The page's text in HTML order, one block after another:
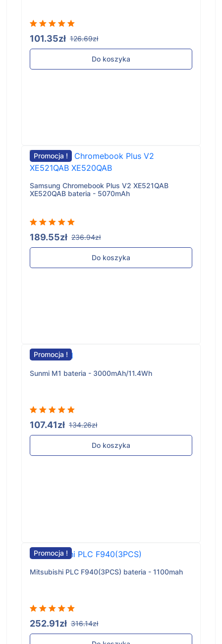
101.35zł 126.69zł
Do koszyka
Promocja !
Samsung Chromebook Plus V2 XE521QAB
XE520QAB bateria - 5070mAh
189.55zł 236.94zł
Do koszyka
Promocja !
Sunmi M1 bateria - 3000mAh/11.4Wh
107.41zł 134.26zł
Do koszyka
Promocja !
Mitsubishi PLC F940(3PCS) bateria - 1100mah
252.91zł 316.14zł